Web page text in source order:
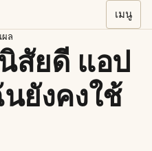
เมนู
ล
สัยดี แอป
ยังคงใช้